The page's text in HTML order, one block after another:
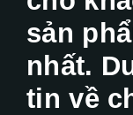
sản
nhất.
tin về